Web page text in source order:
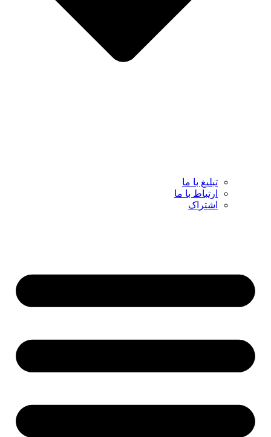
تبلیغ با ما
ارتباط با ما
اشتراک